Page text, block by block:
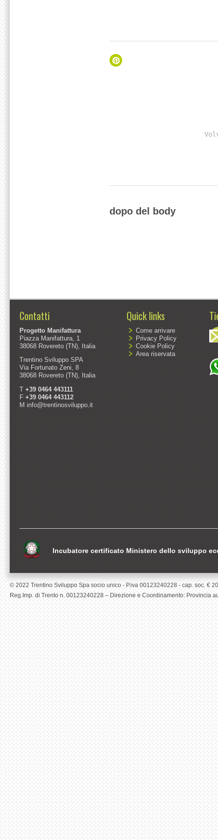
dopo del body
Quick links
Come arrivare
Privacy Policy
Cookie Policy
Area riservata
Contatti
Progetto Manifattura
Piazza Manifattura, 1
38068 Rovereto (TN), Italia
Trentino Sviluppo SPA
Via Fortunato Zeni, 8
38068 Rovereto (TN), Italia
T +39 0464 443111
F +39 0464 443112
M info@trentinosviluppo.it
Incubatore certificato Ministero dello sviluppo
© 2022 Trentino Sviluppo Spa socio unico - P.iva 00123240228 - cap. soc. €
Reg.Imp. di Trento n. 00123240228 – Direzione e Coordinamento: Provincia